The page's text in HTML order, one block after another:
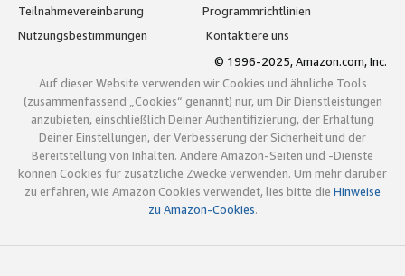
Teilnahmevereinbarung
Programmrichtlinien
Nutzungsbestimmungen
Kontaktiere uns
© 1996-2025, Amazon.com, Inc.
Auf dieser Website verwenden wir Cookies und ähnliche Tools
(zusammenfassend „Cookies“ genannt) nur, um Dir Dienstleistungen
anzubieten, einschließlich Deiner Authentifizierung, der Erhaltung
Deiner Einstellungen, der Verbesserung der Sicherheit und der
Bereitstellung von Inhalten. Andere Amazon-Seiten und -Dienste
können Cookies für zusätzliche Zwecke verwenden. Um mehr darüber
zu erfahren, wie Amazon Cookies verwendet, lies bitte die Hinweise
zu Amazon-Cookies.